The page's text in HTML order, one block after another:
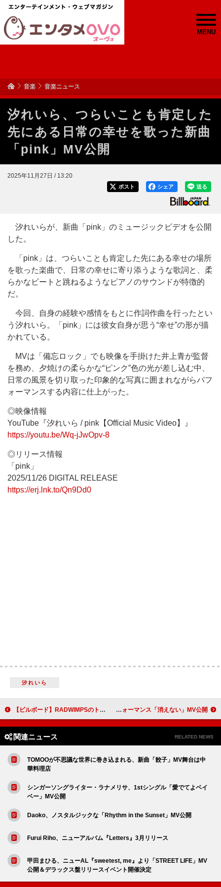
MENU
音楽 音楽ニュース
汐れいら、つらいことも肯定した
先にある日常の幸せを歌った新曲
「pink」MV公開
2025年11月27日 / 13:20
送る
シェア
ポスト
汐れいらが、新曲「pink」のミュージックビデオを公開
した。
「pink」は、つらいことも肯定した先にある幸せの場所
を歌った楽曲で、日常の幸せに寄り添うような歌詞と、柔
らかなビートと跳ねるようなピアノのサウンドが特徴的
だ。
今回、自身の経験や感情をもとに作詞作曲を行ったとい
う汐れいら。「pink」には彼女自身が思う“幸せ”の形が描
かれている。
MVは「備忘ロック」でも映像を手掛けた井上青が監督
を務め、夕焼けの柔らかな“ピンク”色の光が差し込む中、
日常の風景を切り取った印象的な写真に囲まれながらパフ
ォーマンスする内容に仕上がった。
◎映像情報
YouTube『汐れいら / pink【Official Music Video】』
https://youtu.be/Wq-jJwOpv-8
◎リリース情報
「pink」
2025/11/26 DIGITAL RELEASE
https://erj.lnk.to/Qn9Dd0
汐れいら
【ビルボード】RADWIMPSのトリビュートアルバム『Dear Jubilee -RADWIMPS TRIBUTE-』がDLアルバム首位獲得 Stray Kids／松任谷由実が続く 可憐なアイボリー、ランタン＆キャンドルの灯りに包まれながらパフォーマンス「消えない」MV公開
関連ニュース RELATED NEWS
TOMOOが不思議な世界に巻き込まれる、新曲「餃子」MV舞台は中
華料理店
シンガーソングライター・ラナメリサ、1stシングル「愛でてよベイ
ベー」MV公開
Daoko、ノスタルジックな「Rhythm in the Sunset」MV公開
Furui Riho、ニューアルバム『Letters』3月リリース
甲田まひる、ニューAL『sweetest, me』より「STREET LIFE」MV
公開＆デラックス盤リリースイベント開催決定